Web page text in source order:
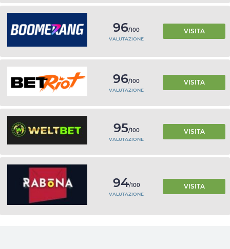
96/100
VALUTAZIONE
VISITA
96/100
VALUTAZIONE
VISITA
95/100
VALUTAZIONE
VISITA
94/100
VALUTAZIONE
VISITA